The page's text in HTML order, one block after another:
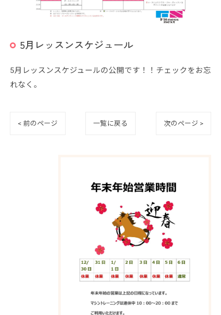
5月レッスンスケジュール
5月レッスンスケジュールの公開です！！チェックをお忘
れなく。
< 前のページ 一覧に戻る 次のページ >